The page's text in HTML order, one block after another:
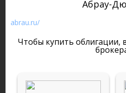
Абрау-
abrau.ru/
Чтобы купить облигации,